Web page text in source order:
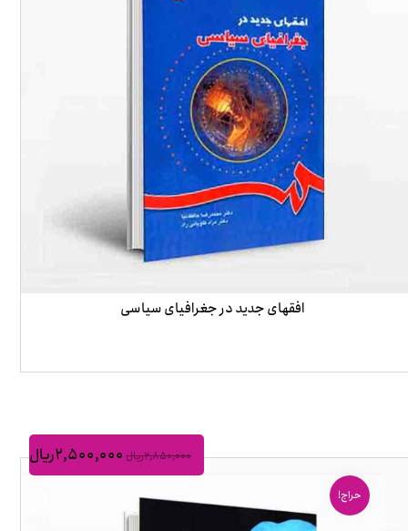
افقهای جدید در جغرافیای سیاسی
۲,۸۵۰,۰۰۰ریال ۲,۵۰۰,۰۰۰ریال
حراج!